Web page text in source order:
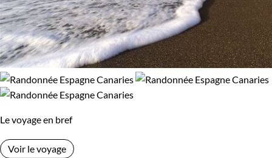
Le voyage en bref
Voir le voyage